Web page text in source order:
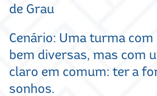
de Grau
Cenário: Uma turma
bem diversas, mas com
claro em comum: ter a
sonhos.